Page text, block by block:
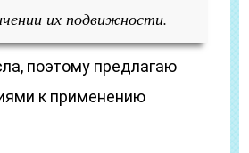
их подвижности.
поэтому предлагаю
к применению